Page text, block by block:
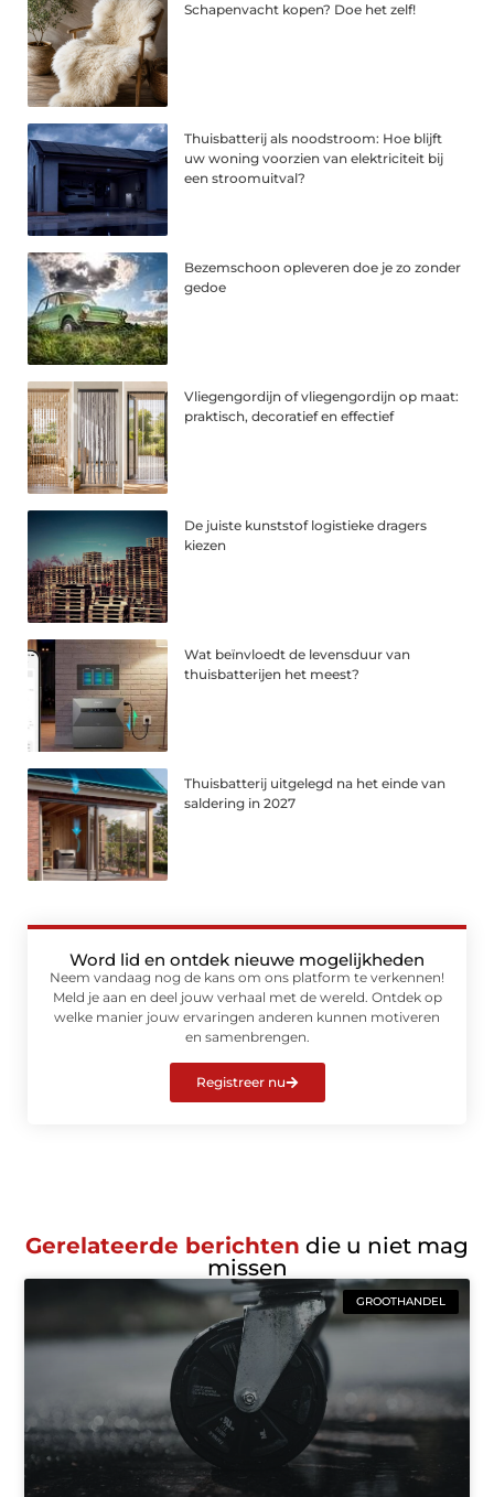
Schapenvacht kopen? Doe het zelf!
Thuisbatterij als noodstroom: Hoe blijft
uw woning voorzien van elektriciteit bij
een stroomuitval?
Bezemschoon opleveren doe je zo zonder
gedoe
Vliegengordijn of vliegengordijn op maat:
praktisch, decoratief en effectief
De juiste kunststof logistieke dragers
kiezen
Wat beïnvloedt de levensduur van
thuisbatterijen het meest?
Thuisbatterij uitgelegd na het einde van
saldering in 2027
Word lid en ontdek nieuwe mogelijkheden
Neem vandaag nog de kans om ons platform te verkennen!
Meld je aan en deel jouw verhaal met de wereld. Ontdek op
welke manier jouw ervaringen anderen kunnen motiveren
en samenbrengen.
Registreer nu
Gerelateerde berichten die u niet mag
missen
GROOTHANDEL